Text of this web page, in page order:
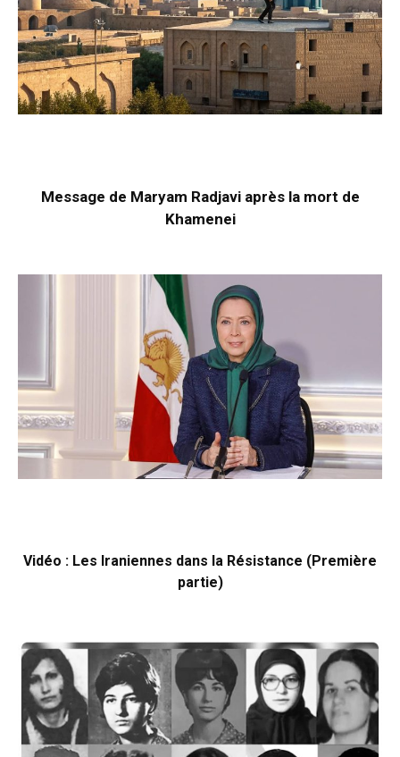
Message de Maryam Radjavi après la mort de
Khamenei
Vidéo : Les Iraniennes dans la Résistance (Première
partie)